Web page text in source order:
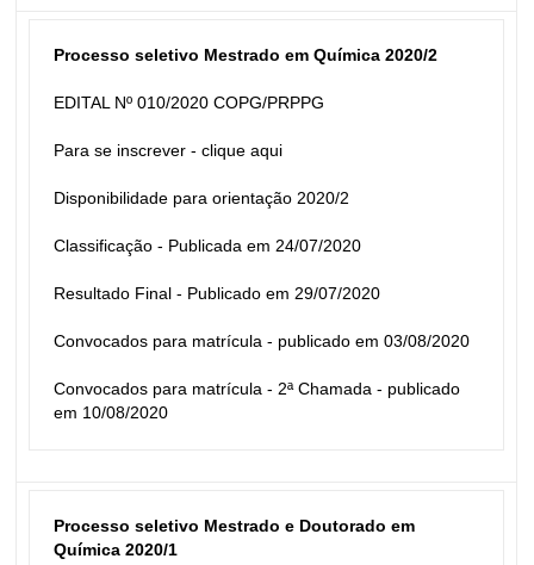
Processo seletivo Mestrado em Química 2020/2
EDITAL Nº 010/2020 COPG/PRPPG
Para se inscrever - clique aqui
Disponibilidade para orientação 2020/2
Classificação - Publicada em 24/07/2020
Resultado Final - Publicado em 29/07/2020
Convocados para matrícula - publicado em 03/08/2020
Convocados para matrícula - 2ª Chamada - publicado
em 10/08/2020
Processo seletivo Mestrado e Doutorado em
Química 2020/1